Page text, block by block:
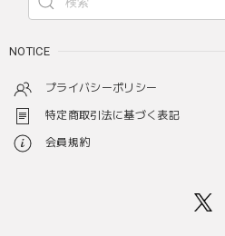
NOTICE
プライバシーポリシー
特定商取引法に基づく表記
会員規約